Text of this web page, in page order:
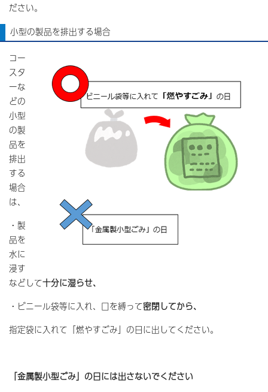
ださい。
小型の製品を排出する場合
コー
スタ
ーな
どの
小型
の製
品を
排出
する
場合
は、
・製
品を
水に
浸す
などして十分に湿らせ、
・ビニール袋等に入れ、口を縛って密閉してから、
指定袋に入れて「燃やすごみ」の日に出してください。
「金属製小型ごみ」の日には出さないでください